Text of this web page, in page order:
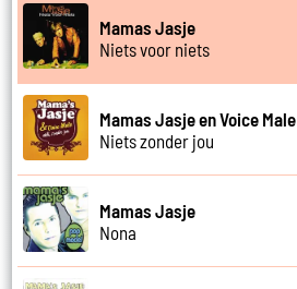
Mamas Jasje
Niets voor niets
Mamas Jasje en Voice Male
Niets zonder jou
Mamas Jasje
Nona